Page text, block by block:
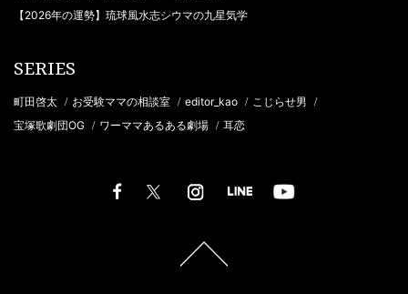
【2026年の運勢】琉球風水志シウマの九星気学
SERIES
町田啓太 / お受験ママの相談室 / editor_kao / こじらせ男 /
宝塚歌劇団OG / ワーママあるある劇場 / 耳恋